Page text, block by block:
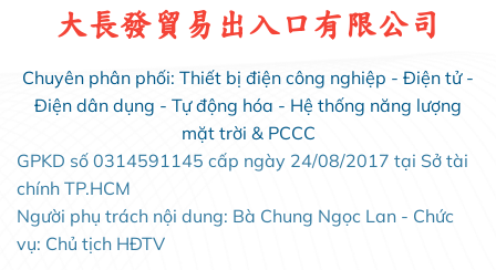
大長發貿易出入口有限公司
Chuyên phân phối: Thiết bị điện công nghiệp - Điện tử -
Điện dân dụng - Tự động hóa - Hệ thống năng lượng
mặt trời & PCCC
GPKD số 0314591145 cấp ngày 24/08/2017 tại Sở tài
chính TP.HCM
Người phụ trách nội dung: Bà Chung Ngọc Lan - Chức
vụ: Chủ tịch HĐTV